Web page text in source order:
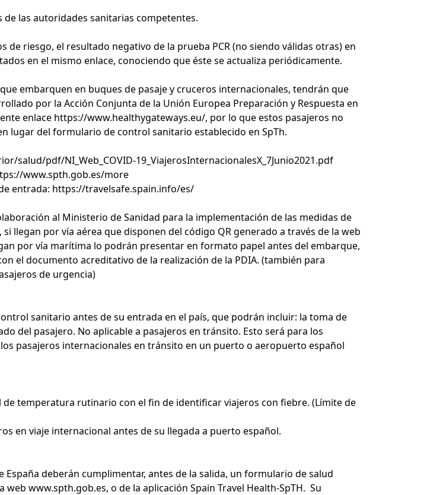
las autoridades sanitarias competentes.
riesgo, el resultado negativo de la prueba PCR (no siendo válidas otras) en
en el mismo enlace, conociendo que éste se actualiza periódicamente.
embarquen en buques de pasaje y cruceros internacionales, tendrán que
por la Acción Conjunta de la Unión Europea Preparación y Respuesta en
enlace https://www.healthygateways.eu/, por lo que estos pasajeros no
lugar del formulario de control sanitario establecido en SpTh.
pdf/NI_Web_COVID-19_ViajerosInternacionalesX_7Junio2021.pdf
www.spth.gob.es/more
entrada: https://travelsafe.spain.info/es/
al Ministerio de Sanidad para la implementación de las medidas de
por vía aérea que disponen del código QR generado a través de la web
por vía marítima lo podrán presentar en formato papel antes del embarque,
el documento acreditativo de la realización de la PDIA. (también para
de urgencia)
sanitario antes de su entrada en el país, que podrán incluir: la toma de
del pasajero. No aplicable a pasajeros en tránsito. Esto será para los
pasajeros internacionales en tránsito en un puerto o aeropuerto español
temperatura rutinario con el fin de identificar viajeros con fiebre. (Límite de
en viaje internacional antes de su llegada a puerto español.
deberán cumplimentar, antes de la salida, un formulario de salud
web www.spth.gob.es, o de la aplicación Spain Travel Health-SpTH. Su